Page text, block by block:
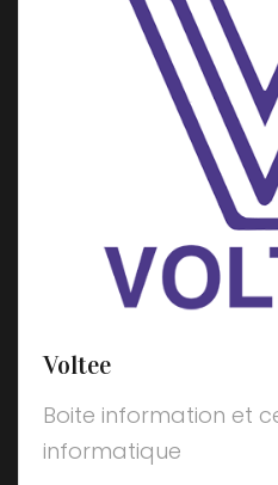
Voltee
Boite information et
informatique